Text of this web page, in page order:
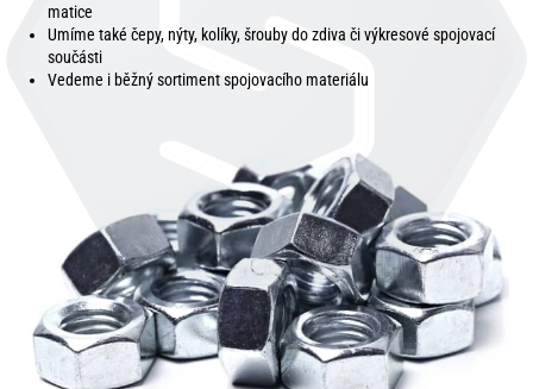
matice
Umíme také čepy, nýty, kolíky, šrouby do zdiva či výkresové spojovací
součásti
Vedeme i běžný sortiment spojovacího materiálu